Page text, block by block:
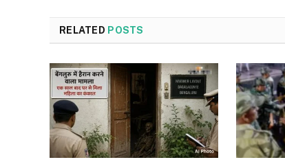
RELATED POSTS